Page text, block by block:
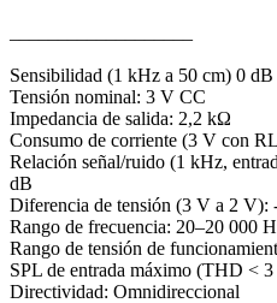
Sensibilidad (1 kHz a 50 cm) 0
Tensión nominal: 3 V CC
Impedancia de salida: 2,2 kΩ
Consumo de corriente (3 V con
Relación señal/ruido (1 kHz,
dB
Diferencia de tensión (3 V a 2 V):
Rango de frecuencia: 20–20 000
Rango de tensión de
SPL de entrada máximo (THD <
Directividad: Omnidireccional